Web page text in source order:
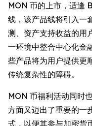
MON 币的上市，适逢
线，该产品线将引入一
测、资产支持收益的用
一环境中整合中心化金
些产品将为用户提供更
传统复杂性的障碍。
MON 币福利活动同时
方面又迈出了重要的一
式，以便其参与加密货